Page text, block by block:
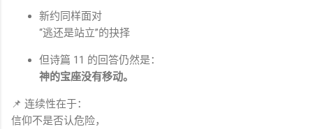
新约同样面对
“逃还是站立”的抉择
但诗篇 11 的回答仍然是：
神的宝座没有移动。
📌 连续性在于：
信仰不是否认危险，